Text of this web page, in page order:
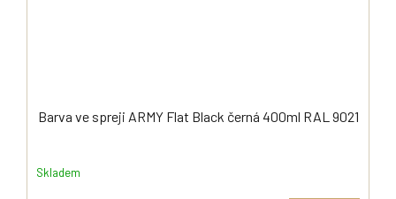
Barva ve spreji ARMY Flat Black černá 400ml RAL 9021
Skladem